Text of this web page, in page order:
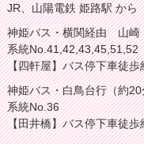
JR、山陽電鉄 姫路駅 から
神姫バス・横関経由 山崎
系統No.41,42,43,45,51,52
【四軒屋】バス停下車徒歩
神姫バス・白鳥台行（約20
系統No.36
【田井橋】バス停下車徒歩